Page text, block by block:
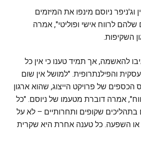
וג'ניפר ניוסם מינפו את המיזמים
שלהם לרווח אישי ופוליטי", אמרה
השקיפות.
להאשמה, אך תמיד טענו כי אין כל
והפילנתרופית. "למושל אין שום
הכספים של פרויקט הייצוג, שהוא ארגון
אמרה דוברת מטעמו של ניוסם. "כל
בתהליכים שקופים ותחרותיים – לא על
השפעה. כל טענה אחרת היא שקרית